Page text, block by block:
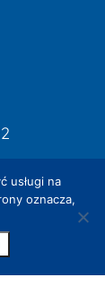
0,00
- Strony
usługi na
oznacza,